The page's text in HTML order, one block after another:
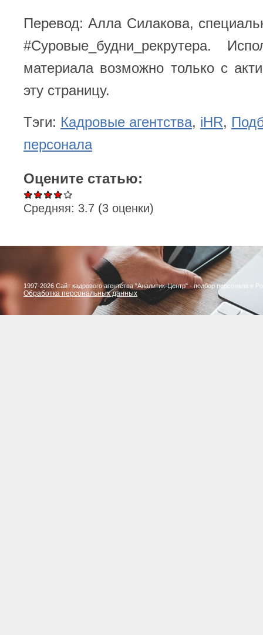
Перевод: Алла Силакова,
#Суровые_будни_рекрутера.
материала возможно только с
эту страницу.
Тэги: Кадровые агентства, iHR,
персонала
Оцените статью:
Средняя: 3.7 (3 оценки)
1997-2026 Сайт кадрового агентства "Аналитик-Центр" - подбор персонала в
Обработка персональных данных